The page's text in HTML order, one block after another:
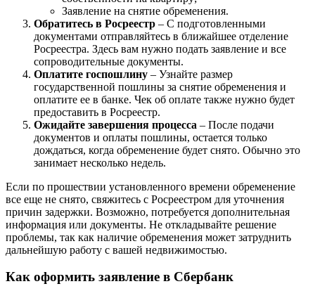
Заявление на снятие обременения.
Обратитесь в Росреестр – С подготовленными
документами отправляйтесь в ближайшее отделение
Росреестра. Здесь вам нужно подать заявление и все
сопроводительные документы.
Оплатите госпошлину – Узнайте размер
государственной пошлины за снятие обременения и
оплатите ее в банке. Чек об оплате также нужно будет
предоставить в Росреестр.
Ожидайте завершения процесса – После подачи
документов и оплаты пошлины, остается только
дождаться, когда обременение будет снято. Обычно это
занимает несколько недель.
Если по прошествии установленного времени обременение
все еще не снято, свяжитесь с Росреестром для уточнения
причин задержки. Возможно, потребуется дополнительная
информация или документы. Не откладывайте решение
проблемы, так как наличие обременения может затруднить
дальнейшую работу с вашей недвижимостью.
Как оформить заявление в Сбербанк